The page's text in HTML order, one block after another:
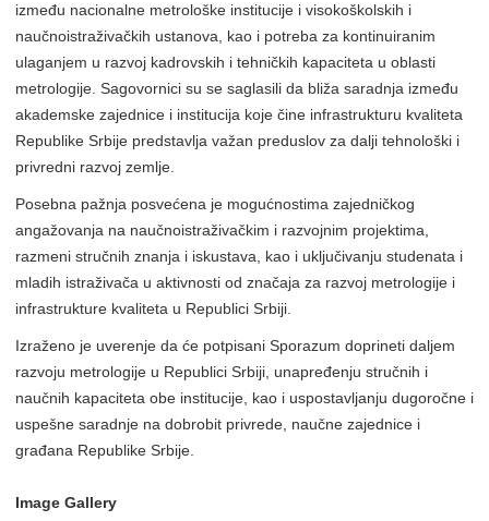
između nacionalne metrološke institucije i visokoškolskih i
naučnoistraživačkih ustanova, kao i potreba za kontinuiranim
ulaganjem u razvoj kadrovskih i tehničkih kapaciteta u oblasti
metrologije. Sagovornici su se saglasili da bliža saradnja između
akademske zajednice i institucija koje čine infrastrukturu kvaliteta
Republike Srbije predstavlja važan preduslov za dalji tehnološki i
privredni razvoj zemlje.
Posebna pažnja posvećena je mogućnostima zajedničkog
angažovanja na naučnoistraživačkim i razvojnim projektima,
razmeni stručnih znanja i iskustava, kao i uključivanju studenata i
mladih istraživača u aktivnosti od značaja za razvoj metrologije i
infrastrukture kvaliteta u Republici Srbiji.
Izraženo je uverenje da će potpisani Sporazum doprineti daljem
razvoju metrologije u Republici Srbiji, unapređenju stručnih i
naučnih kapaciteta obe institucije, kao i uspostavljanju dugoročne i
uspešne saradnje na dobrobit privrede, naučne zajednice i
građana Republike Srbije.
Image Gallery